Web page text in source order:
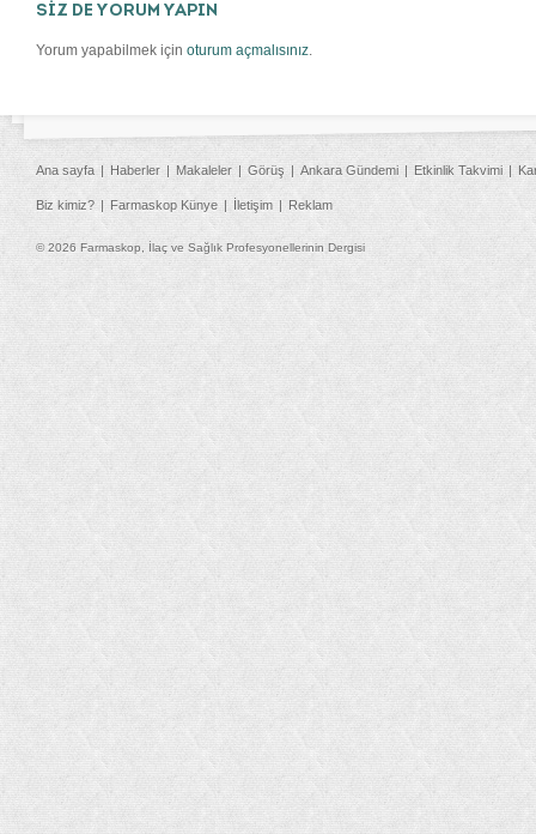
SİZ DE YORUM YAPIN
Yorum yapabilmek için oturum açmalısınız.
Ana sayfa Haberler Makaleler Görüş Ankara Gündemi Etkinlik Takvimi
Biz kimiz? Farmaskop Künye İletişim Reklam
© 2026 Farmaskop, İlaç ve Sağlık Profesyonellerinin Dergisi